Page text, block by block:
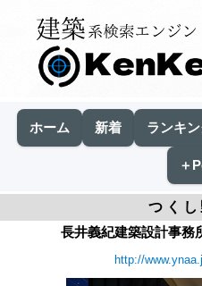
ホーム 新着 ランキ
＋
つくし
長井義紀建築設計事務
http://